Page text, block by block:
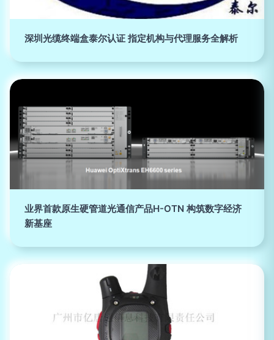
深圳光缆终端盒泰尔认证 指定机构与代理服务全解析
业界首款原生硬管道光通信产品H-OTN 构筑数字经济
新基座